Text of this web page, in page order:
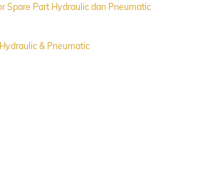
Spare Part Hydraulic dan Pneumatic
& Pneumatic